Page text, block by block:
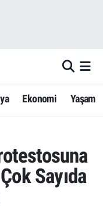
Ekonomi Yaşam
Sayıda